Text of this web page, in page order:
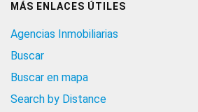
MÁS ENLACES ÚTILES
Agencias Inmobiliarias
Buscar
Buscar en mapa
Search by Distance